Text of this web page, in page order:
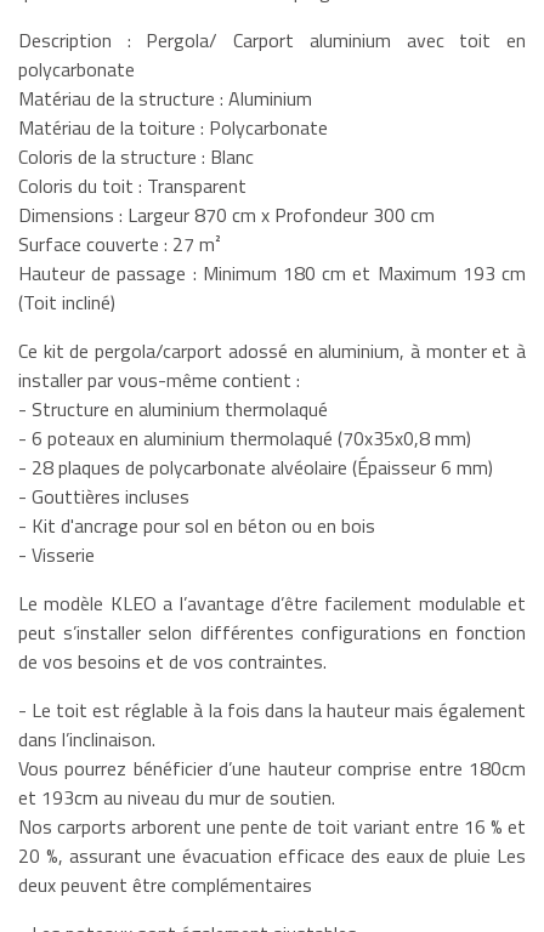
Description : Pergola/ Carport aluminium avec toit en
polycarbonate
Matériau de la structure : Aluminium
Matériau de la toiture : Polycarbonate
Coloris de la structure : Blanc
Coloris du toit : Transparent
Dimensions : Largeur 870 cm x Profondeur 300 cm
Surface couverte : 27 m²
Hauteur de passage : Minimum 180 cm et Maximum 193 cm
(Toit incliné)
Ce kit de pergola/carport adossé en aluminium, à monter et à
installer par vous-même contient :
- Structure en aluminium thermolaqué
- 6 poteaux en aluminium thermolaqué (70x35x0,8 mm)
- 28 plaques de polycarbonate alvéolaire (Épaisseur 6 mm)
- Gouttières incluses
- Kit d'ancrage pour sol en béton ou en bois
- Visserie
Le modèle KLEO a l’avantage d’être facilement modulable et
peut s’installer selon différentes configurations en fonction
de vos besoins et de vos contraintes.
- Le toit est réglable à la fois dans la hauteur mais également
dans l’inclinaison.
Vous pourrez bénéficier d’une hauteur comprise entre 180cm
et 193cm au niveau du mur de soutien.
Nos carports arborent une pente de toit variant entre 16 % et
20 %, assurant une évacuation efficace des eaux de pluie Les
deux peuvent être complémentaires